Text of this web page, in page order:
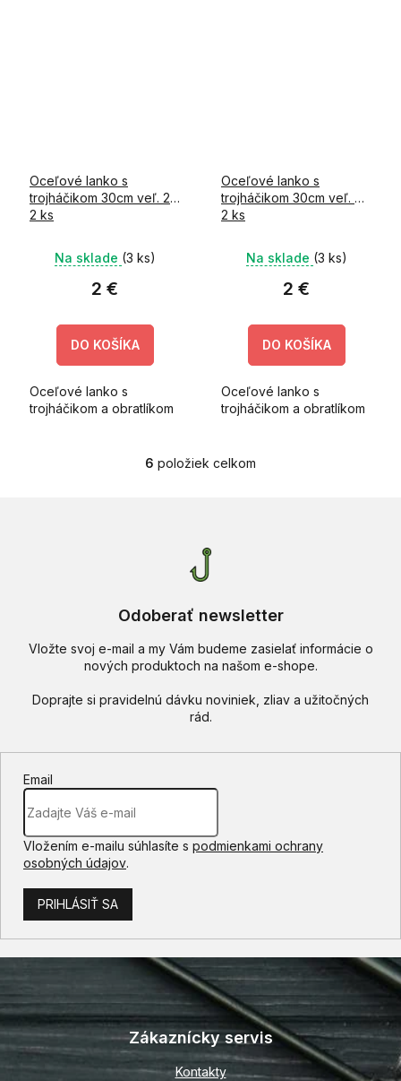
Oceľové lanko s
trojháčikom 30cm veľ. 2
2 ks
Na sklade (3 ks)
2 €
DO KOŠÍKA
Oceľové lanko s
trojháčikom a obratlíkom
Oceľové lanko s
trojháčikom 30cm veľ. 4
2 ks
Na sklade (3 ks)
2 €
DO KOŠÍKA
Oceľové lanko s
trojháčikom a obratlíkom
O
a
c
p
r
v
k
v
ý
u
6 položiek celkom
Odoberať newsletter
Vložte svoj e-mail a my Vám budeme zasielať informácie o
nových produktoch na našom e-shope.
Email
Vložením e-mailu súhlasíte s podmienkami ochrany
osobných údajov.
PRIHLÁSIŤ SA
Z
á
p
ä
Zákaznícky servis
Kontakty